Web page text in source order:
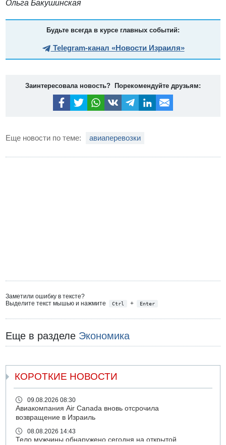
Ольга Бакушинская
Будьте всегда в курсе главных событий:
Telegram-канал «Новости Израиля»
Заинтересовала новость? Порекомендуйте друзьям:
Еще новости по теме: авиаперевозки
Заметили ошибку в тексте?
Выделите текст мышью и нажмите
Ctrl + Enter
Еще в разделе Экономика
КОРОТКИЕ НОВОСТИ
09.08.2026 08:30
Авиакомпания Air Canada вновь отсрочила
возвращение в Израиль
08.08.2026 14:43
Тело мужчины обнаружено сегодня на открытой